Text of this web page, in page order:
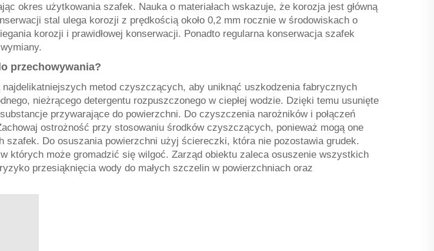
okres użytkowania szafek. Nauka o materiałach wskazuje, że korozja jest główną
stal ulega korozji z prędkością około 0,2 mm rocznie w środowiskach o
korozji i prawidłowej konserwacji. Ponadto regularna konserwacja szafek
przechowywania?
metod czyszczących, aby uniknąć uszkodzenia fabrycznych
nieżrącego detergentu rozpuszczonego w ciepłej wodzie. Dzięki temu usunięte
przywarające do powierzchni. Do czyszczenia narożników i połączeń
ostrożność przy stosowaniu środków czyszczących, ponieważ mogą one
szafek. Do osuszania powierzchni użyj ściereczki, która nie pozostawia grudek.
których może gromadzić się wilgoć. Zarząd obiektu zaleca osuszenie wszystkich
przesiąknięcia wody do małych szczelin w powierzchniach oraz